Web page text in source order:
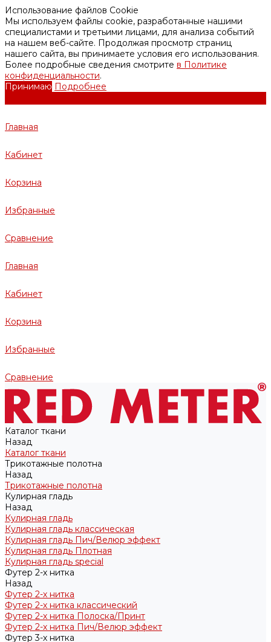
Использование файлов Cookie
Мы используем файлы cookie, разработанные нашими
специалистами и третьими лицами, для анализа событий
на нашем веб-сайте. Продолжая просмотр страниц
нашего сайта, вы принимаете условия его использования.
Более подробные сведения смотрите в Политике
конфиденциальности.
Принимаю Подробнее
Главная
Кабинет
Корзина
Избранные
Сравнение
Главная
Кабинет
Корзина
Избранные
Сравнение
Каталог ткани
Назад
Каталог ткани
Трикотажные полотна
Назад
Трикотажные полотна
Кулирная гладь
Назад
Кулирная гладь
Кулирная гладь классическая
Кулирная гладь Пич/Велюр эффект
Кулирная гладь Плотная
Кулирная гладь special
Футер 2-х нитка
Назад
Футер 2-х нитка
Футер 2-х нитка классический
Футер 2-х нитка Полоска/Принт
Футер 2-х нитка Пич/Велюр эффект
Футер 3-х нитка